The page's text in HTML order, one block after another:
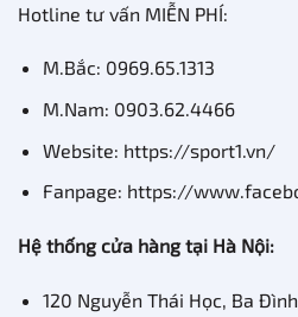
Hotline tư vấn MIỄN PHÍ:
M.Bắc: 0969.65.1313
M.Nam: 0903.62.4466
Website: https://sport1.vn/
Fanpage: https://
Hệ thống cửa hàng tại Hà Nội:
120 Nguyễn Thái Học, Ba